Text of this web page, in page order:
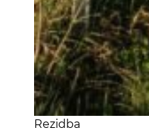
Rezidba